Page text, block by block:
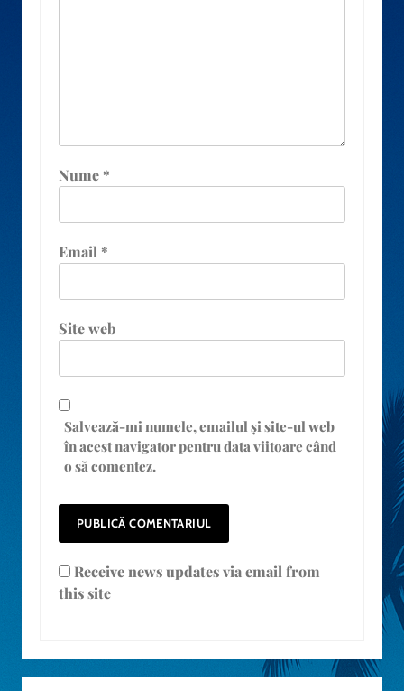
Nume *
Email *
Site web
Salvează-mi numele, emailul și site-ul web
în acest navigator pentru data viitoare când
o să comentez.
Receive news updates via email from
this site